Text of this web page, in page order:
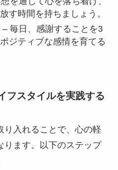
す時間を持ちましょう。
– 毎日、感謝することを3
ジティブな感情を育てる
フスタイルを実践する
り入れることで、心の軽
ります。以下のステップ